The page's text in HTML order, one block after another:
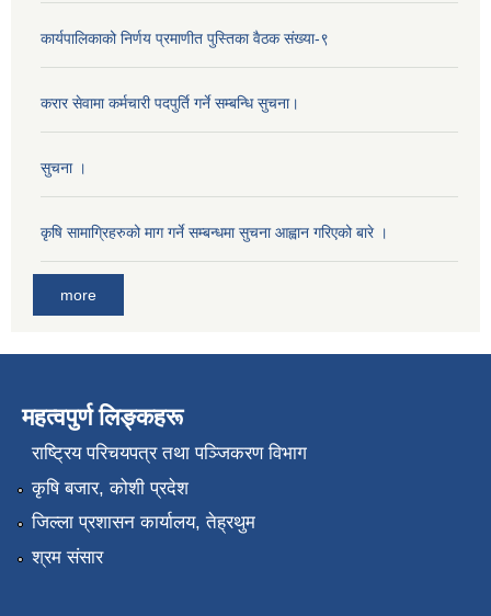
कार्यपालिकाको निर्णय प्रमाणीत पुस्तिका वैठक संख्या-९
करार सेवामा कर्मचारी पदपुर्ति गर्ने सम्बन्धि सुचना।
सुचना ।
कृषि सामाग्रिहरुको माग गर्ने सम्बन्धमा सुचना आह्वान गरिएको बारे ।
more
महत्वपुर्ण लिङ्कहरू
राष्‍ट्रिय परिचयपत्र तथा पञ्जिकरण विभाग
कृषि बजार, कोशी प्रदेश
जिल्ला प्रशासन कार्यालय, तेह्रथुम
श्रम संसार